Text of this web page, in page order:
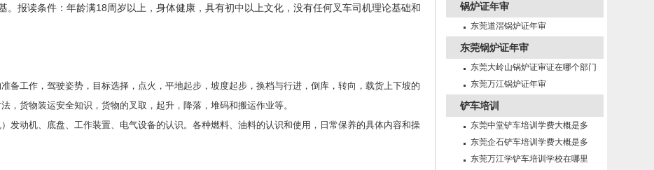
报读条件：年龄满18周岁以上，身体健康，具有初中以上文化，没有任何叉车司机理论基础和
备工作，驾驶姿势，目标选择，点火，平地起步，坡度起步，换档与行进，倒库，转向，载货上下坡的
，货物装运安全知识，货物的叉取，起升，降落，堆码和搬运作业等。
发动机、底盘、工作装置、电气设备的认识。各种燃料、油料的认识和使用，日常保养的具体内容和操
锅炉证年审
东莞道滘锅炉证年审
东莞锅炉证年审
东莞大岭山锅炉证审证在哪个部门
年审
东莞万江锅炉证年审
铲车培训
东莞中堂铲车培训学费大概是多
少？
东莞企石铲车培训学费大概是多
少？
东莞万江学铲车培训学校在哪里